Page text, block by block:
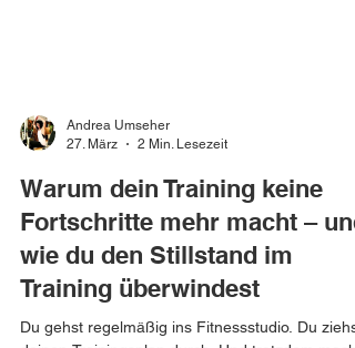
27. März
2 Min. Lesezeit
Warum dein Training keine
Fortschritte mehr macht – und
wie du den Stillstand im
Training überwindest